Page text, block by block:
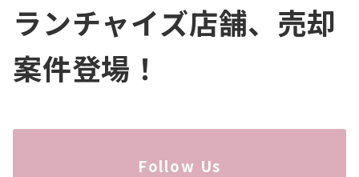
ランチャイズ店舗、売却
案件登場！
Follow Us